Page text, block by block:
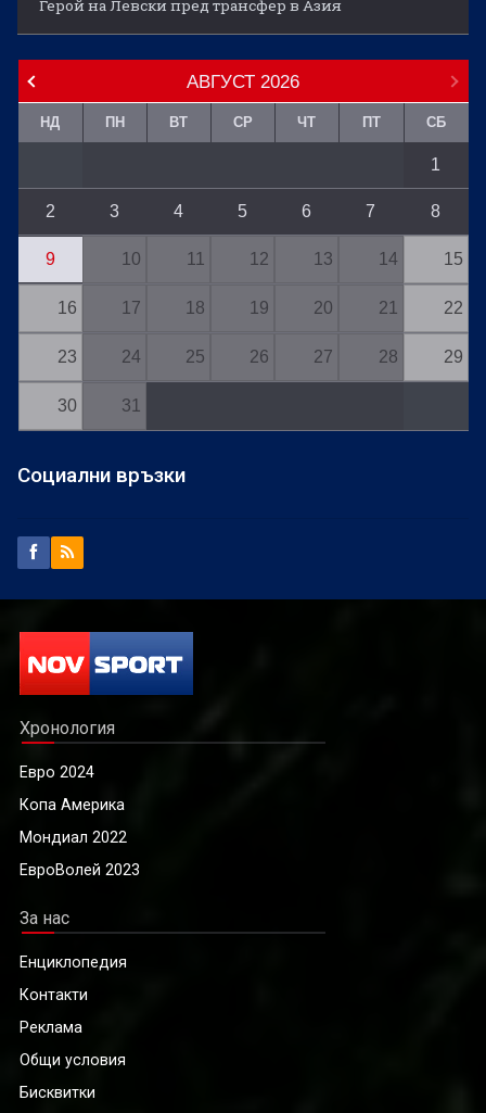
Герой на Левски пред трансфер в Азия
АВГУСТ 2026
НД ПН ВТ СР ЧТ ПТ СБ
1
2 3 4 5 6 7 8
9 10 11 12 13 14 15
16 17 18 19 20 21 22
23 24 25 26 27 28 29
30 31
Социални връзки
Хронология
Евро 2024
Копа Америка
Мондиал 2022
ЕвроВолей 2023
За нас
Енциклопедия
Контакти
Реклама
Общи условия
Бисквитки